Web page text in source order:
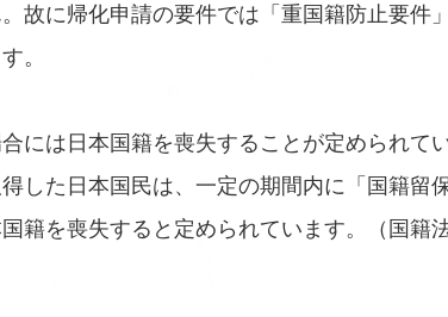
故に帰化申請の要件では「重国籍防止要件
。
には日本国籍を喪失することが定められて
した日本国民は、一定の期間内に「国籍留
籍を喪失すると定められています。（国籍法